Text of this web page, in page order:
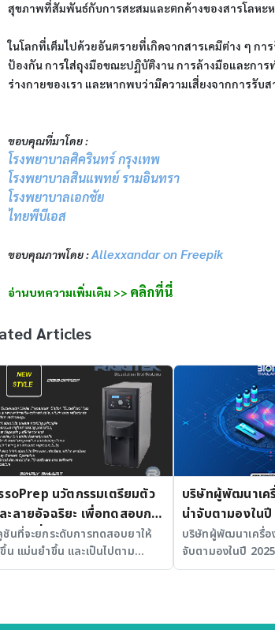
สุขภาพที่สัมพันธ์กับการสะสมและตกค้างของสารโลหะ
ในโลกที่เต็มไปด้วยอันตรายที่เกิดจากสารเคมีต่าง ๆ
ป้องกัน การใส่ถุงมือขณะปฏิบัติงาน การล้างมือและกา
ร่างกายของเรา และหากพบว่ามีความเสี่ยงจากการรับ
ขอบคุณที่มาโดย :
โรงพยาบาลศิครินทร์ กรุงเทพ
โรงพยาบาลสินแพทย์ รามอินทรา
โรงพยาบาลเอกชัย
ไทยพีบีเอส
ขอบคุณภาพโดย :Allexxandar on Freepik
อ่านบทความเพิ่มเติม >> คลิกที่นี่
Articles
นวัตกรรมเตรียมตัว
ะลายอัจฉริยะ เพื่อทดสอบการ
ายยาที่แม่นยำและได้
รฐาน
ชันที่จะยกระดับการทดสอบยาให้
ขึ้น แม่นยำขึ้น และเป็นไปตาม
รฐานสากล
บริษัทผู้พัฒนาเค
น่าจับตามองในปี
บริษัทผู้พัฒนาเครื่อ
จับตามองในปี 2025